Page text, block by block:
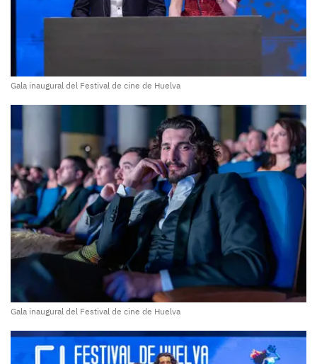
Gala inaugural del Festival de cine de Huelva
Gala inaugural del Festival de cine de Huelva